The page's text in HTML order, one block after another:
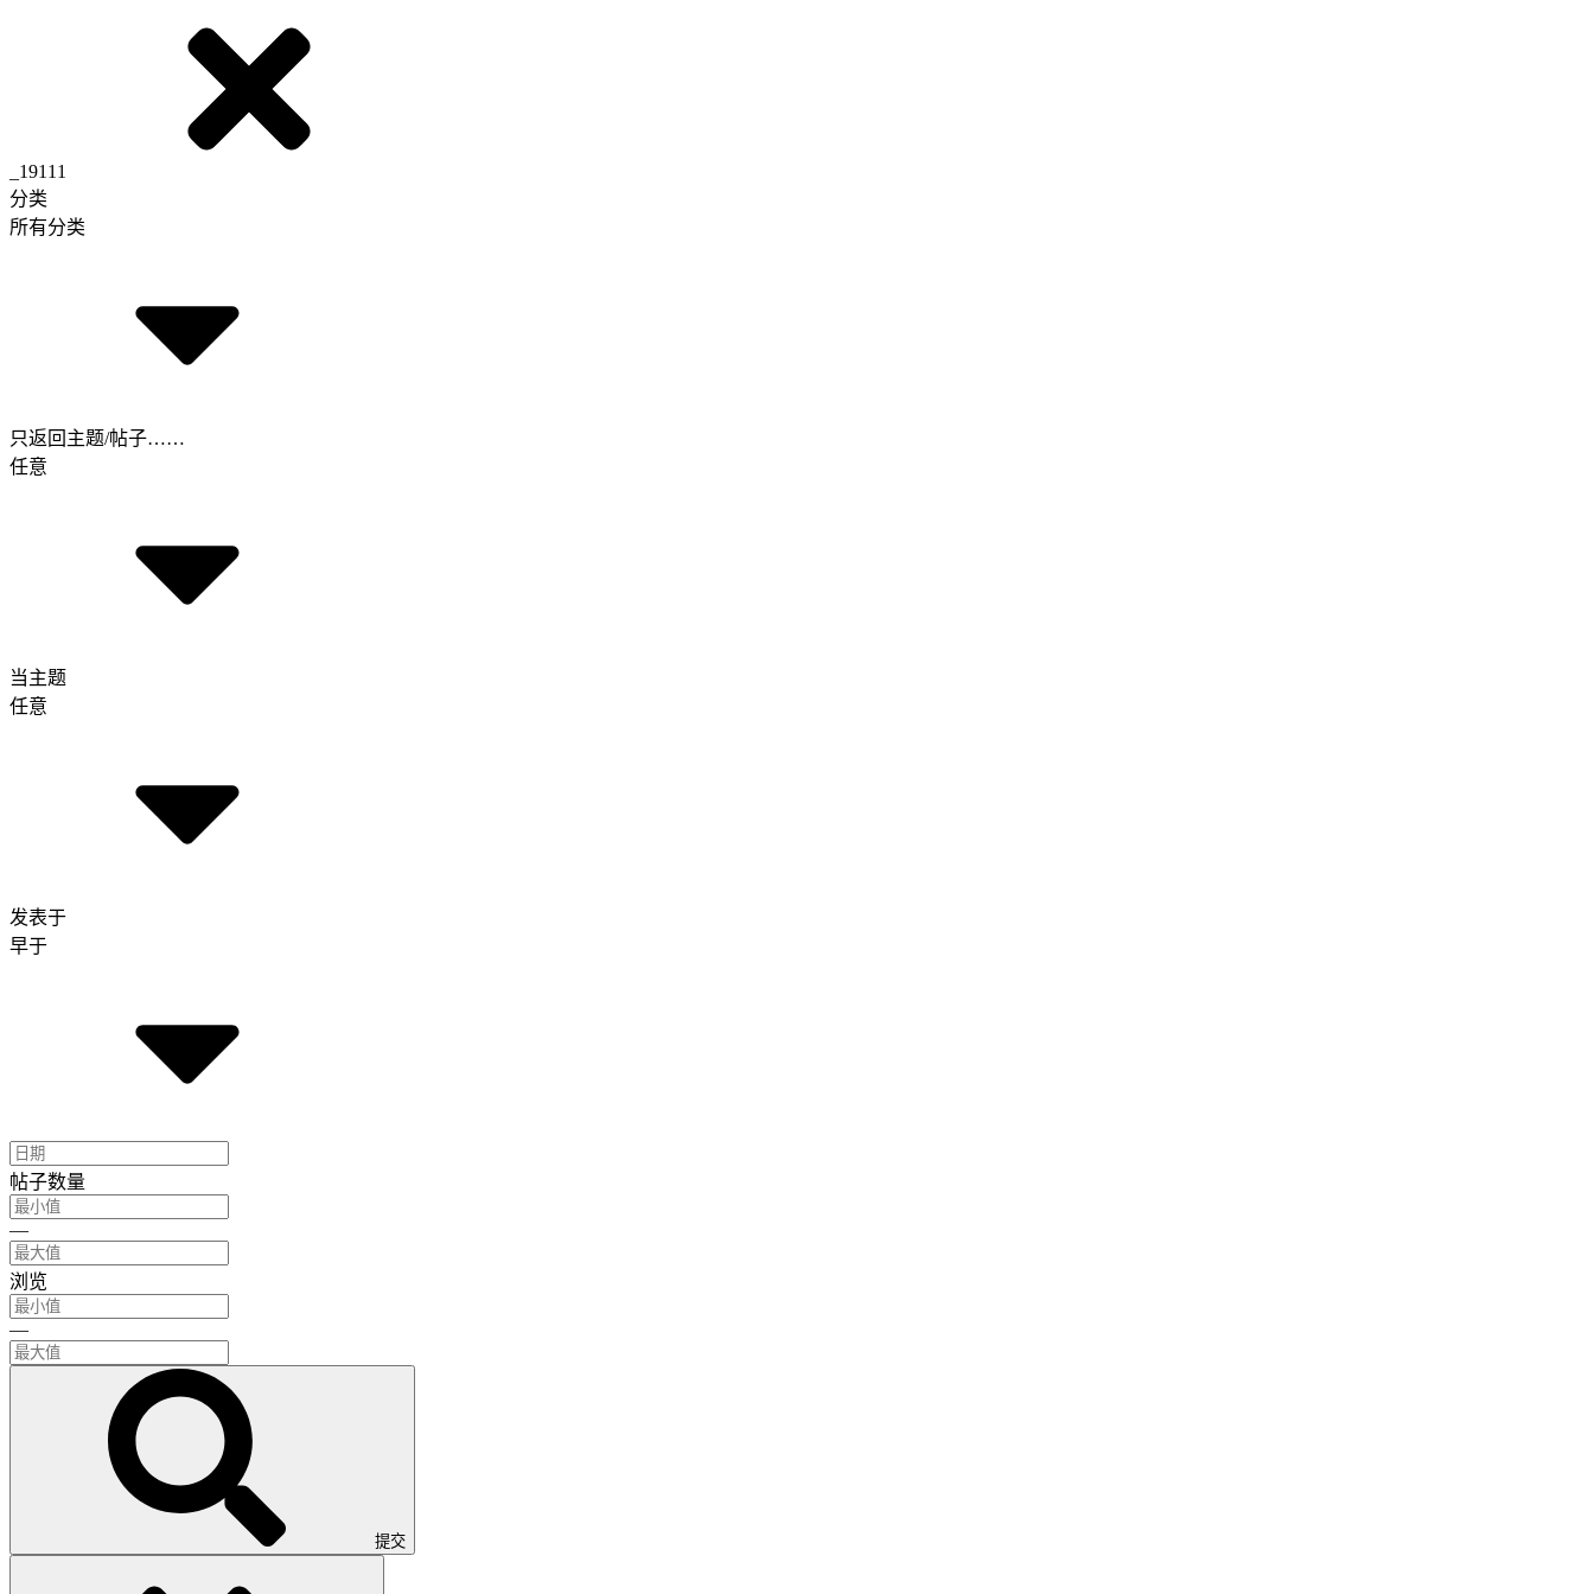
_19111
分类
所有分类
只返回主题/帖子……
任意
当主题
任意
发表于
早于
帖子数量
—
浏览
—
提交